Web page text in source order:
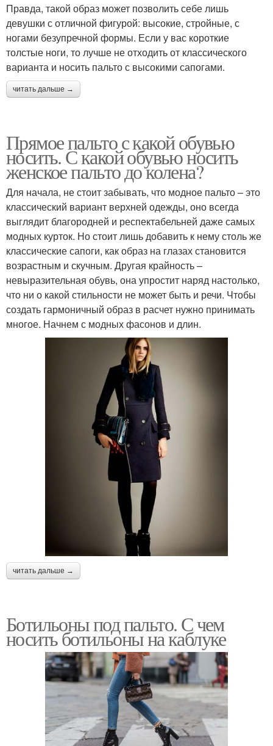
Правда, такой образ может позволить себе лишь
девушки с отличной фигурой: высокие, стройные, с
ногами безупречной формы. Если у вас короткие
толстые ноги, то лучше не отходить от классического
варианта и носить пальто с высокими сапогами.
читать дальше →
Прямое пальто с какой обувью
носить. С какой обувью носить
женское пальто до колена?
Для начала, не стоит забывать, что модное пальто – это
классический вариант верхней одежды, оно всегда
выглядит благородней и респектабельней даже самых
модных курток. Но стоит лишь добавить к нему столь же
классические сапоги, как образ на глазах становится
возрастным и скучным. Другая крайность –
невыразительная обувь, она упростит наряд настолько,
что ни о какой стильности не может быть и речи. Чтобы
создать гармоничный образ в расчет нужно принимать
многое. Начнем с модных фасонов и длин.
читать дальше →
Ботильоны под пальто. С чем
носить ботильоны на каблуке